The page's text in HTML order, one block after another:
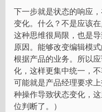
下一步就是状态的响应
变化。什么？不是应该
这种思维很局限，也是
原因。能够改变编辑模
根据产品的业务。所以
化，这样更集中统一，
可能就是产品经理要求
种操作导致状态变化，
位判断了。）